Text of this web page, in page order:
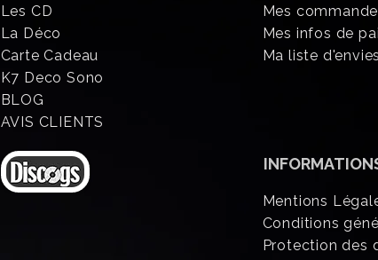
Les CD
La Déco
Carte Cadeau
K7 Deco Sono
BLOG
AVIS CLIENTS
Mes
Mes infos de
Ma liste d'envies
Mentions
Conditions
Protection des